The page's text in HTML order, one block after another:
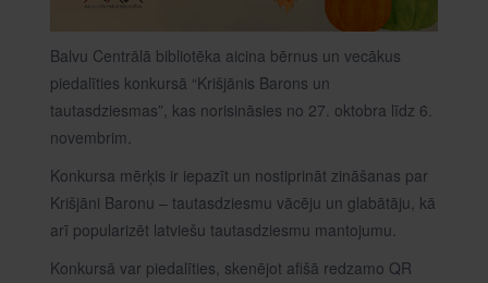
Balvu Centrālā bibliotēka aicina bērnus un vecākus
piedalīties konkursā “Krišjānis Barons un
tautasdziesmas”, kas norisināsies no 27. oktobra līdz 6.
novembrim.
Konkursa mērķis ir iepazīt un nostiprināt zināšanas par
Krišjāni Baronu – tautasdziesmu vācēju un glabātāju, kā
arī popularizēt latviešu tautasdziesmu mantojumu.
Konkursā var piedalīties, skenējot afišā redzamo QR